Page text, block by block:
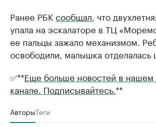
Ранее РБКсообщал , что
упала на эскалаторе в ТЦ
ее пальцы зажало механизмом.
освободили, малышка отделалась
✅**Еще больше новостей в нашем
канале. Подписывайтесь. **
АвторыТеги